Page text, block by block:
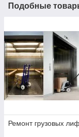
Подобные
Ремонт грузовых